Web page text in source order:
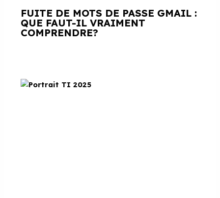
FUITE DE MOTS DE PASSE GMAIL :
QUE FAUT-IL VRAIMENT
COMPRENDRE?